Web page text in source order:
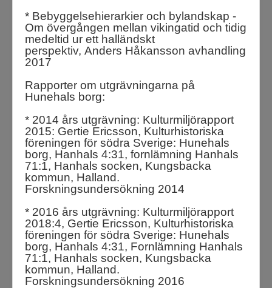
* Bebyggelsehierarkier och bylandskap -
Om övergången mellan vikingatid och tidig
medeltid ur ett halländskt
perspektiv, Anders Håkansson avhandling
2017
Rapporter om utgrävningarna på
Hunehals borg:
* 2014 års utgrävning: Kulturmiljörapport
2015: Gertie Ericsson, Kulturhistoriska
föreningen för södra Sverige: Hunehals
borg, Hanhals 4:31, fornlämning Hanhals
71:1, Hanhals socken, Kungsbacka
kommun, Halland.
Forskningsundersökning 2014
* 2016 års utgrävning: Kulturmiljörapport
2018:4, Gertie Ericsson, Kulturhistoriska
föreningen för södra Sverige: Hunehals
borg, Hanhals 4:31, Fornlämning Hanhals
71:1, Hanhals socken, Kungsbacka
kommun, Halland.
Forskningsundersökning 2016